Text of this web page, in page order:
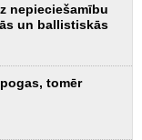
nepieciešamību
un ballistiskās
tomēr